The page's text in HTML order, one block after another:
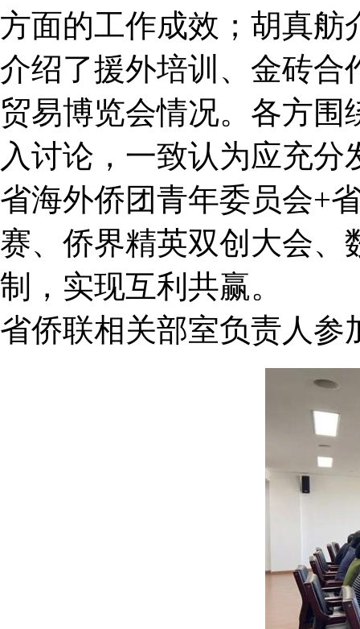
方面的工作成效；胡真舫
介绍了援外培训、金砖合
贸易博览会情况。各方
入讨论，一致认为应充
省海外侨团青年委员会+
赛、侨界精英双创大会、
制，实现互利共赢。
省侨联相关部室负责人参